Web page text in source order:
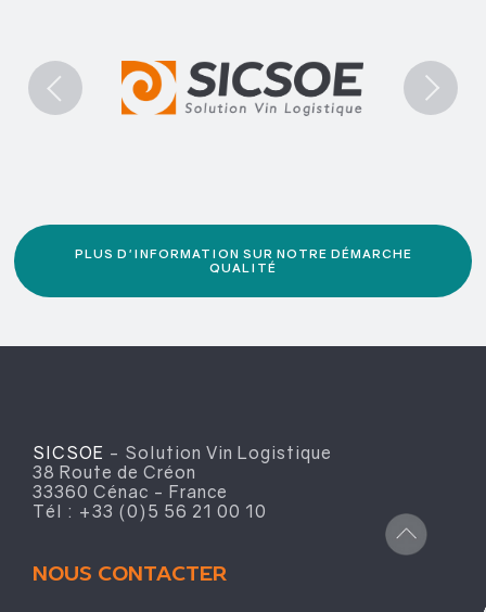
PLUS D'INFORMATION SUR NOTRE DÉMARCHE
QUALITÉ
SICSOE - Solution Vin Logistique
38 Route de Créon
33360 Cénac - France
Tél : +33 (0)5 56 21 00 10
NOUS CONTACTER